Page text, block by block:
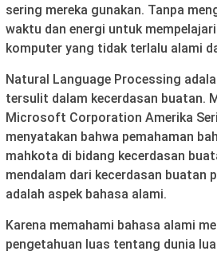
sering mereka gunakan. Tanpa
waktu dan energi untuk
komputer yang tidak terlalu alami
Natural Language Processing
tersulit dalam kecerdasan buatan.
Microsoft Corporation Amerika
menyatakan bahwa pemahaman
mahkota di bidang kecerdasan
mendalam dari kecerdasan buatan
adalah aspek bahasa alami.
Karena memahami bahasa alami
pengetahuan luas tentang dunia